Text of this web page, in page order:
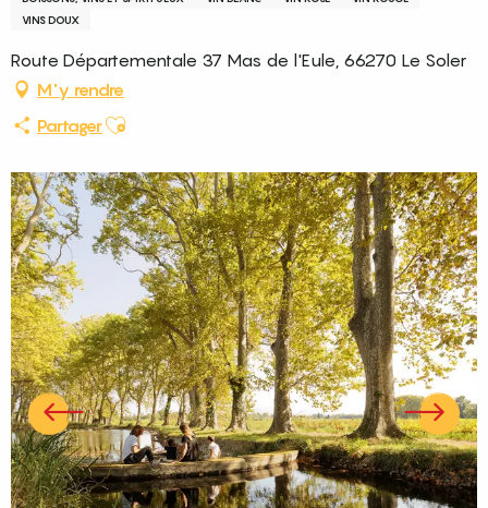
VINS DOUX
Route Départementale 37 Mas de l'Eule, 66270 Le Soler
M'y rendre
PartagerAjouter aux favoris